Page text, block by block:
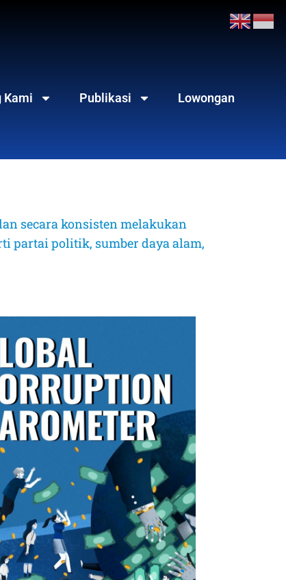
Kami Publikasi Lowongan
secara konsisten melakukan
partai politik, sumber daya alam,